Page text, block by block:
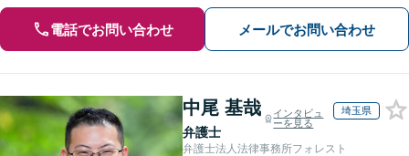
電話でお問い合わせ メールでお問い合わせ
中尾 基哉
弁護士
インタビュ
ーを見る
埼玉県
弁護士法人法律事務所フォレスト